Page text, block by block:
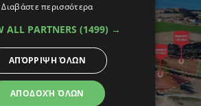
Διαβάστε περισσότερα
ALL PARTNERS (1499) →
ΑΠΟΔΟΧΉ ΌΛΩΝ
ΑΠΌΡΡΙΨΗ ΌΛΩΝ